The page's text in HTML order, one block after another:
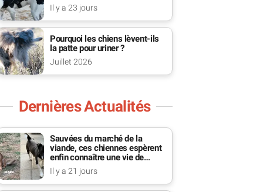
Il y a 23 jours
Pourquoi les chiens lèvent-ils
la patte pour uriner ?
Juillet 2026
Dernières Actualités
Sauvées du marché de la
viande, ces chiennes espèrent
enfin connaître une vie de
famille
Il y a 21 jours